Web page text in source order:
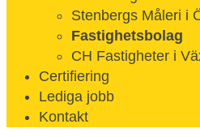
Stenbergs Måleri i
Fastighetsbolag
CH Fastigheter i
Certifiering
Lediga jobb
Kontakt